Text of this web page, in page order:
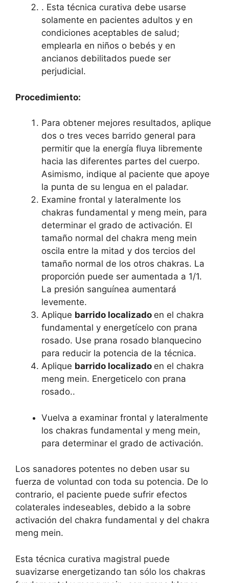
. Esta técnica curativa debe usarse
solamente en pacientes adultos y en
condiciones aceptables de salud;
emplearla en niños o bebés y en
ancianos debilitados puede ser
perjudicial.
Procedimiento:
Para obtener mejores resultados, aplique
dos o tres veces barrido general para
permitir que la energía fluya libremente
hacia las diferentes partes del cuerpo.
Asimismo, indique al paciente que apoye
la punta de su lengua en el paladar.
Examine frontal y lateralmente los
chakras fundamental y meng mein, para
determinar el grado de activación. El
tamaño normal del chakra meng mein
oscila entre la mitad y dos tercios del
tamaño normal de los otros chakras. La
proporción puede ser aumentada a 1/1.
La presión sanguínea aumentará
levemente.
Aplique barrido localizado en el chakra
fundamental y energetícelo con prana
rosado. Use prana rosado blanquecino
para reducir la potencia de la técnica.
Aplique barrido localizado en el chakra
meng mein. Energeticelo con prana
rosado..
Vuelva a examinar frontal y lateralmente
los chakras fundamental y meng mein,
para determinar el grado de activación.
Los sanadores potentes no deben usar su
fuerza de voluntad con toda su potencia. De lo
contrario, el paciente puede sufrir efectos
colaterales indeseables, debido a la sobre
activación del chakra fundamental y del chakra
meng mein.
Esta técnica curativa magistral puede
suavizarse energetizando tan sólo los chakras